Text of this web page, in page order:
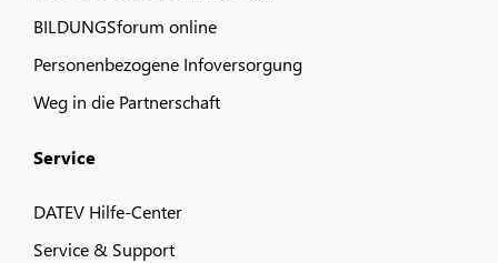
BILDUNGSforum online
Personenbezogene Infoversorgung
Weg in die Partnerschaft
Service
DATEV Hilfe-Center
Service & Support